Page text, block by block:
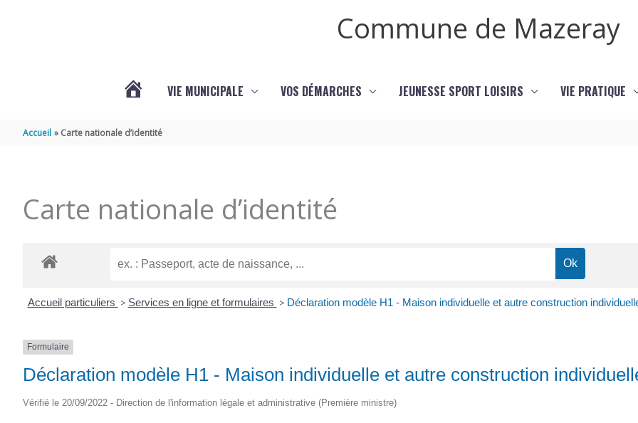
Commune de Mazeray
MAZERAY
VIE MUNICIPALE VOS DÉMARCHES JEUNESSE SPORT LOISIRS VIE PRATIQUE
Accueil Carte nationale d’identité
Carte nationale d’identité
Accueil particuliers > Services en ligne et formulaires > Déclaration modèle H1 - Maison individuelle et autre construction
Formulaire
Déclaration modèle H1 - Maison individuelle et autre construction
Vérifié le 20/09/2022 - Direction de l'information légale et administrative (Première ministre)